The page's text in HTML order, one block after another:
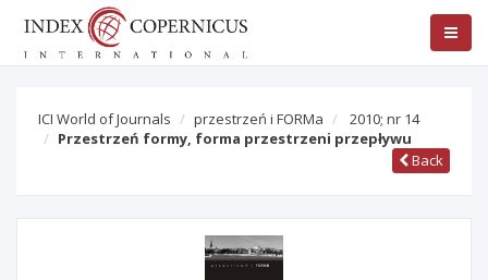
ICI World of Journals przestrzeń i FORMa
2010; nr 14
Przestrzeń formy, forma przestrzeni przepływu
Back